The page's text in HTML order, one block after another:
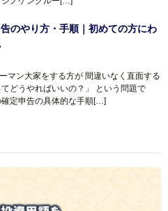
告のやり方・手順｜初めての方にわ
マン大家をする方が 間違いなく直面する
どうやればいいの？」 という問題で
定申告の具体的な手順[…]